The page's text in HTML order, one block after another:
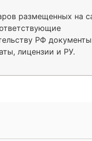
размещенных на
РФ
лицензии и РУ.